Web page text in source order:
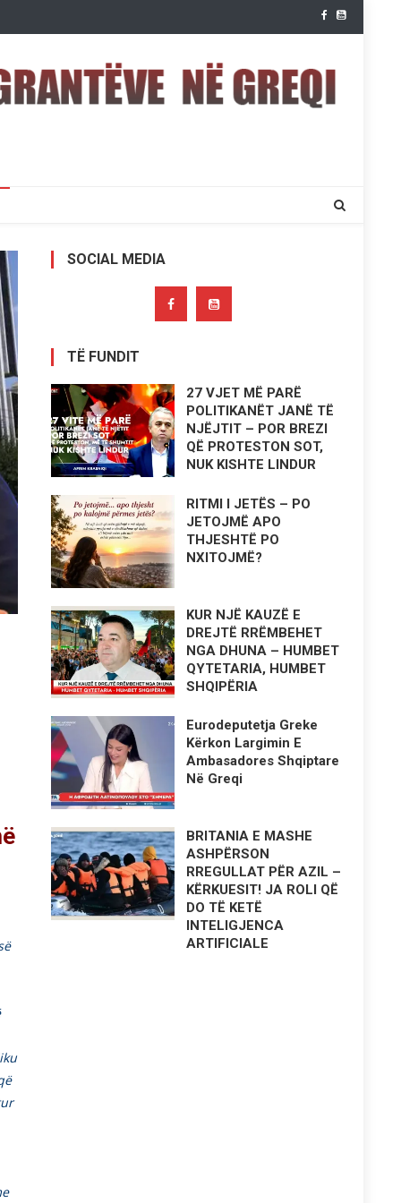
SOCIAL MEDIA
TË FUNDIT
27 VJET MË PARË
POLITIKANËT JANË TË
NJËJTIT – POR BREZI
QË PROTESTON SOT,
NUK KISHTE LINDUR
RITMI I JETËS – PO
JETOJMË APO
THJESHTË PO
NXITOJMË?
KUR NJË KAUZË E
DREJTË RRËMBEHET
NGA DHUNA – HUMBET
QYTETARIA, HUMBET
SHQIPËRIA
Eurodeputetja Greke
Kërkon Largimin E
Ambasadores Shqiptare
Në Greqi
BRITANIA E MASHE
ASHPËRSON
RREGULLAT PËR AZIL –
KËRKUESIT! JA ROLI QË
DO TË KETË
INTELIGJENCA
ARTIFICIALE